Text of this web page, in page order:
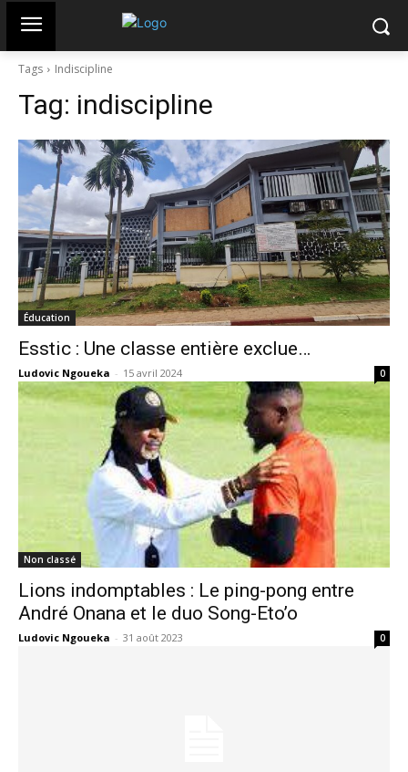
Tags Indiscipline
Tag: indiscipline
Éducation
Esstic : Une classe entière exclue…
Ludovic Ngoueka - 15 avril 2024 0
Non classé
Lions indomptables : Le ping-pong entre
André Onana et le duo Song-Eto’o
Ludovic Ngoueka - 31 août 2023 0